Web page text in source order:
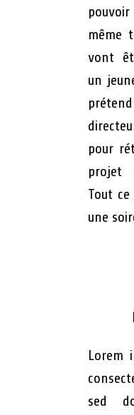
même
vont
un
pour
projet
Tout
une
Lorem
sed